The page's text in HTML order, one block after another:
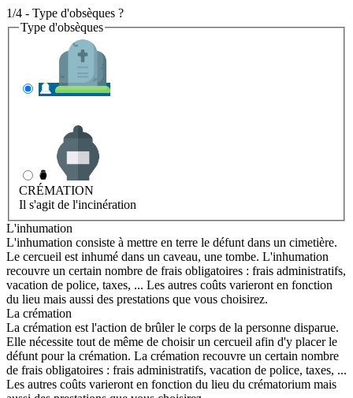
1/4 - Type d'obsèques ?
Type d'obsèques
CRÉMATION
Il s'agit de l'incinération
L'inhumation
L'inhumation consiste à mettre en terre le défunt dans un cimetière.
Le cercueil est inhumé dans un caveau, une tombe. L'inhumation
recouvre un certain nombre de frais obligatoires : frais administratifs,
vacation de police, taxes, ... Les autres coûts varieront en fonction
du lieu mais aussi des prestations que vous choisirez.
La crémation
La crémation est l'action de brûler le corps de la personne disparue.
Elle nécessite tout de même de choisir un cercueil afin d'y placer le
défunt pour la crémation. La crémation recouvre un certain nombre
de frais obligatoires : frais administratifs, vacation de police, taxes, ...
Les autres coûts varieront en fonction du lieu du crématorium mais